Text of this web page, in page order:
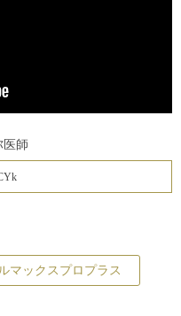
医師
マックスプロプラス